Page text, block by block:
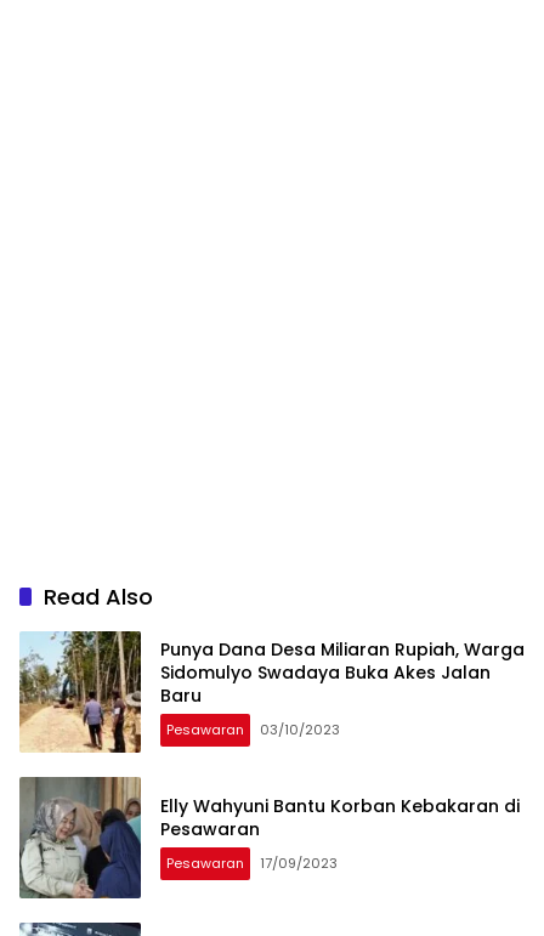
Read Also
Punya Dana Desa Miliaran Rupiah, Warga
Sidomulyo Swadaya Buka Akes Jalan
Baru
Pesawaran 03/10/2023
Elly Wahyuni Bantu Korban Kebakaran di
Pesawaran
Pesawaran 17/09/2023